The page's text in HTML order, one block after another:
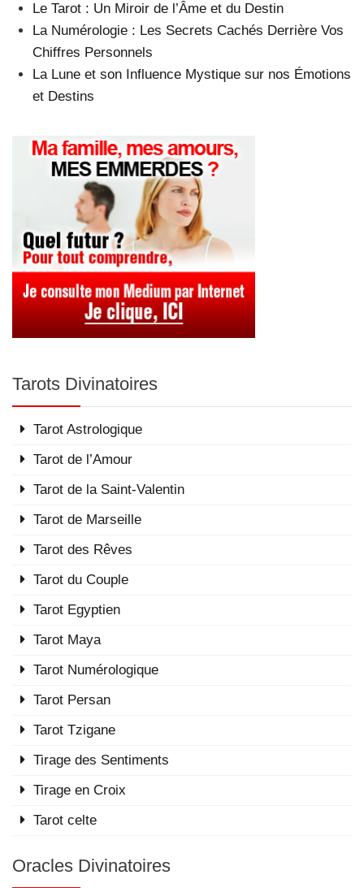
Le Tarot : Un Miroir de l’Âme et du Destin
La Numérologie : Les Secrets Cachés Derrière Vos
Chiffres Personnels
La Lune et son Influence Mystique sur nos Émotions
et Destins
Tarots Divinatoires
Tarot Astrologique
Tarot de l’Amour
Tarot de la Saint-Valentin
Tarot de Marseille
Tarot des Rêves
Tarot du Couple
Tarot Egyptien
Tarot Maya
Tarot Numérologique
Tarot Persan
Tarot Tzigane
Tirage des Sentiments
Tirage en Croix
Tarot celte
Oracles Divinatoires